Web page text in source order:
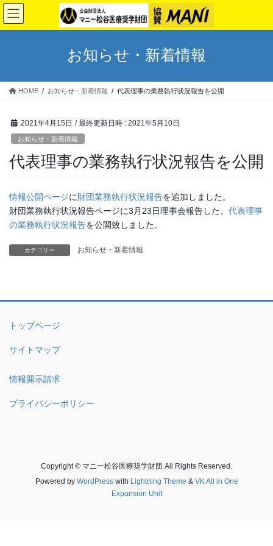
コ
ン
テ
ス
ナ
ビ
ゲ
ン
お知らせ・新着情報
HOME お知らせ・新着情報 代表理事の業務執行状況報告を公開
2021年4月15日 / 最終更新日時 : 2021年5月10日
お知らせ・新着情報
代表理事の業務執行状況報告を公開
情報公開ページに財団業務執行状況報告を追加しました。
財団業務執行状況報告ページに3月23日理事会報告した、 代表理事
の業務執行状況報告を公開致しました。
カテゴリー お知らせ・新着情報
トップページ
サイトマップ
情報開示請求
プライバシーポリシー
Copyright © マニー松谷医療奨学財団 All Rights Reserved.
Powered by WordPresswith Lightning Theme & VK All in One
Expansion Unit